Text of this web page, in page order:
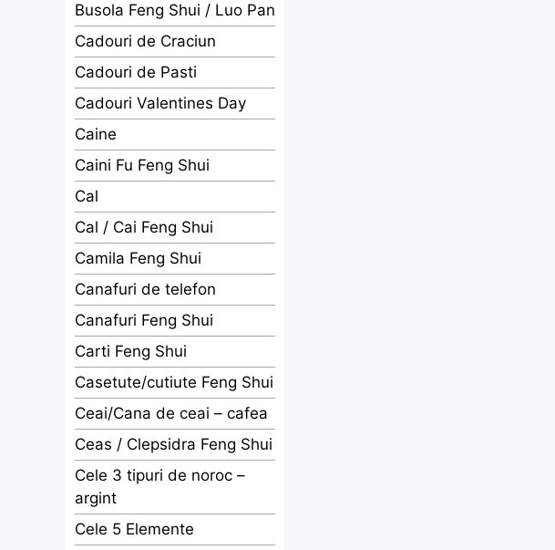
Busola Feng Shui / Luo Pan
Cadouri de Craciun
Cadouri de Pasti
Cadouri Valentines Day
Caine
Caini Fu Feng Shui
Cal
Cal / Cai Feng Shui
Camila Feng Shui
Canafuri de telefon
Canafuri Feng Shui
Carti Feng Shui
Casetute/cutiute Feng Shui
Ceai/Cana de ceai – cafea
Ceas / Clepsidra Feng Shui
Cele 3 tipuri de noroc –
argint
Cele 5 Elemente